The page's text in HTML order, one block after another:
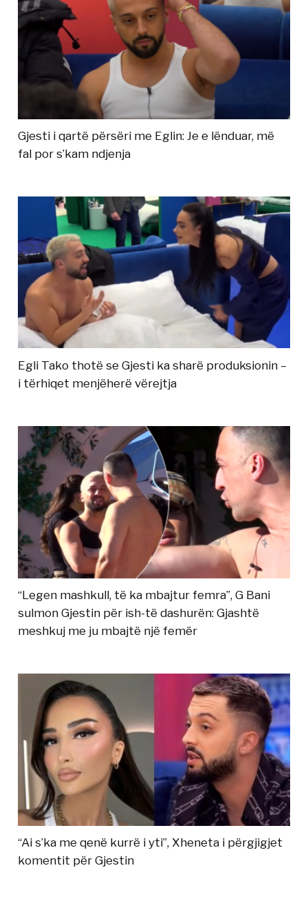
Gjesti i qartë përsëri me Eglin: Je e lënduar, më
fal por s’kam ndjenja
Egli Tako thotë se Gjesti ka sharë produksionin –
i tërhiqet menjëherë vërejtja
“Legen mashkull, të ka mbajtur femra”, G Bani
sulmon Gjestin për ish-të dashurën: Gjashtë
meshkuj me ju mbajtë një femër
“Ai s’ka me qenë kurrë i yti”, Xheneta i përgjigjet
komentit për Gjestin